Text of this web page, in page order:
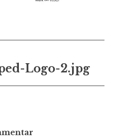
Logo-2.jpg